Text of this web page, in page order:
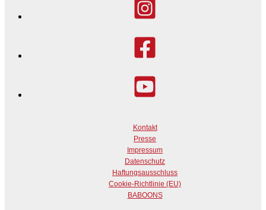
Kontakt
Presse
Impressum
Datenschutz
Haftungsausschluss
Cookie-Richtlinie (EU)
BABOONS